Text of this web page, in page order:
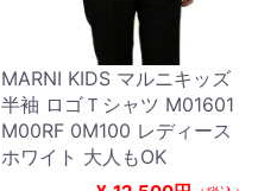
MARNI KIDS マルニキッズ
半袖 ロゴＴシャツ M01601
M00RF 0M100 レディース
ホワイト 大人もOK